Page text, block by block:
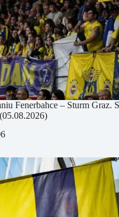
Fenerbahce – Sturm Graz.